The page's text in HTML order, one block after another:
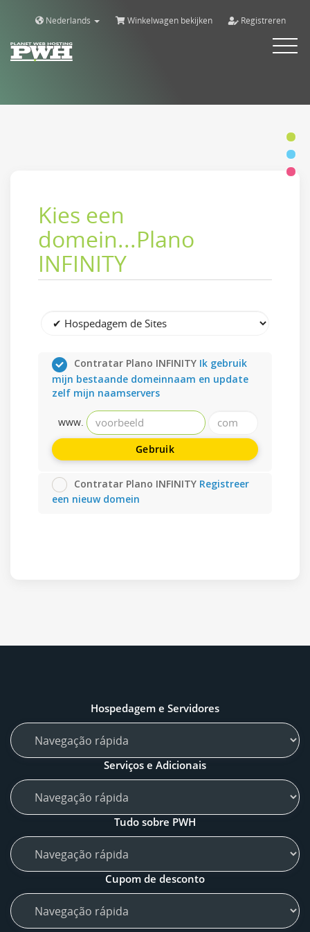
Nederlands Winkelwagen bekijken Registreren
Alternar
Kies een
domein...Plano
INFINITY
Contratar Plano INFINITY Ik gebruik
mijn bestaande domeinnaam en update
zelf mijn naamservers
www.
Gebruik
Contratar Plano INFINITY Registreer
een nieuw domein
Hospedagem e Servidores
Serviços e Adicionais
Tudo sobre PWH
Cupom de desconto